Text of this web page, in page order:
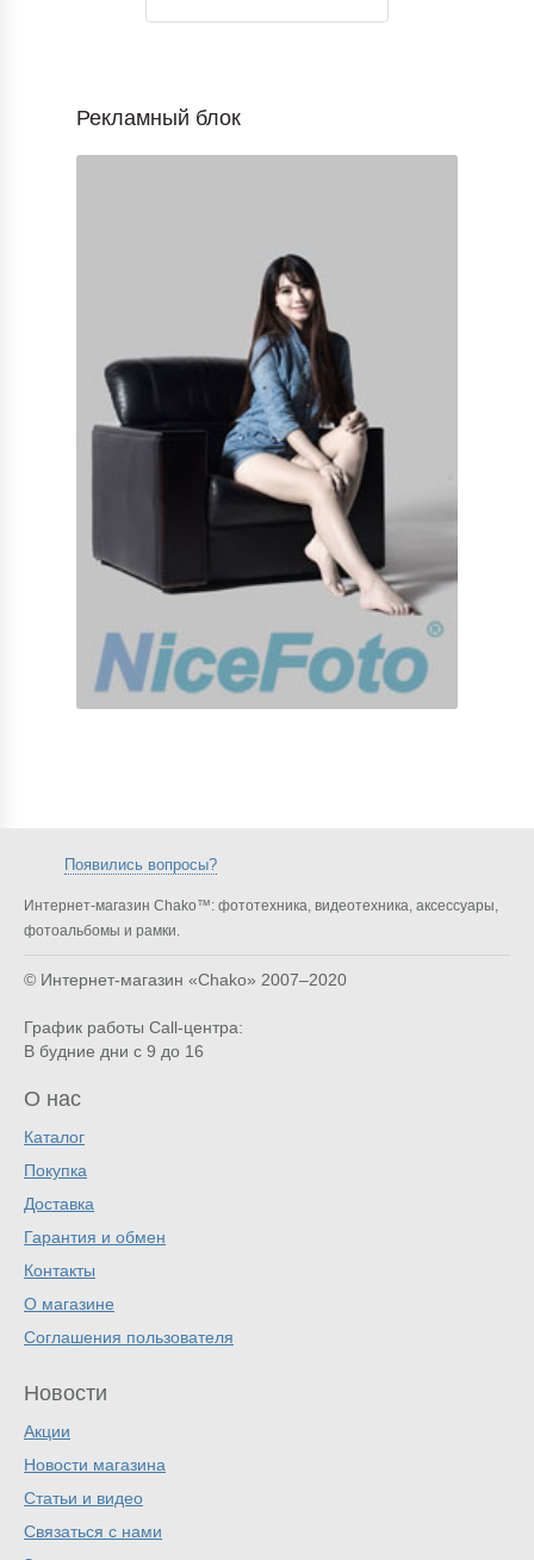
Рекламный блок
Появились вопросы?
Интернет-магазин Chako™: фототехника, видеотехника, аксессуары,
фотоальбомы и рамки.
© Интернет-магазин «Chako» 2007–2020
График работы Call-центра:
В будние дни с 9 до 16
О нас
Каталог
Покупка
Доставка
Гарантия и обмен
Контакты
О магазине
Соглашения пользователя
Новости
Акции
Новости магазина
Статьи и видео
Связаться с нами